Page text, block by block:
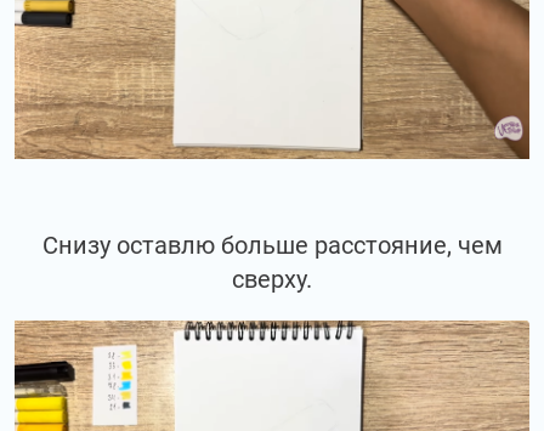
Снизу оставлю больше расстояние, чем
сверху.